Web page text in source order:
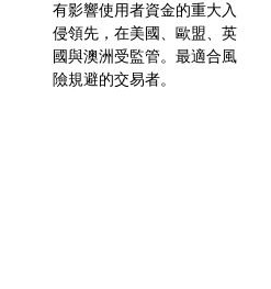
有影響使用者資金的重大入
侵領先，在美國、歐盟、英
國與澳洲受監管。最適合風
險規避的交易者。